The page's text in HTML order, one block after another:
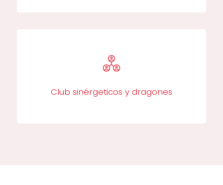
Club sinérgeticos y dragones